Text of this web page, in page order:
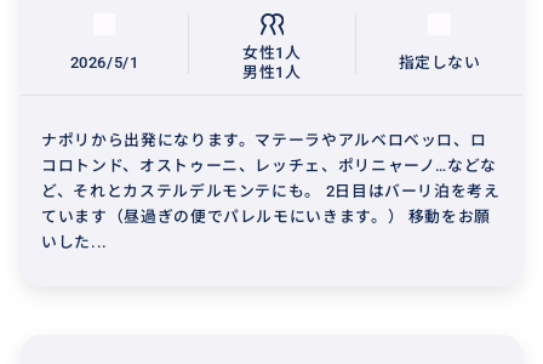
2026/5/1
女性1人
男性1人
指定しない
ナポリから出発になります。マテーラやアルベロベッロ、ロ
コロトンド、オストゥーニ、レッチェ、ポリニャーノ…などな
ど、それとカステルデルモンテにも。 2日目はバーリ泊を考え
ています（昼過ぎの便でパレルモにいきます。） 移動をお願
いした...